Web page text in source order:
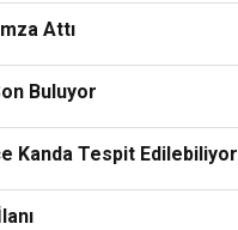
Attı
Buluyor
Kanda Tespit Edilebiliyor